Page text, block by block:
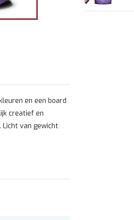
en een board
creatief en
Licht van gewicht